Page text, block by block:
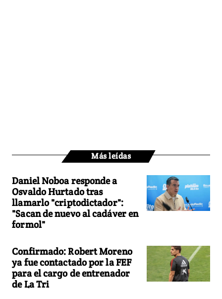
Más leídas
Daniel Noboa responde a
Osvaldo Hurtado tras
llamarlo "criptodictador":
"Sacan de nuevo al cadáver en
formol"
Confirmado: Robert Moreno
ya fue contactado por la FEF
para el cargo de entrenador
de La Tri